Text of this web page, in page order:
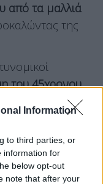
Information
to third parties, or
information for
below opt-out
note that after your
από τα μαλλιά
της
του 45χρονου
. Ο ίδιος,
την 35χρονη,
το κινητό της